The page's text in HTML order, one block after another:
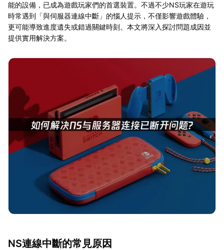
能的設備，已成為遊戲玩家們的首選裝置。不過不少NS玩家在遊玩
時常遇到「與伺服器連線中斷」的惱人提示，不僅影響遊戲體驗，
更可能導致進度遺失或錯過關鍵時刻。本文將深入探討問題成因並
提供實用解決方案。
NS連線中斷的常見原因